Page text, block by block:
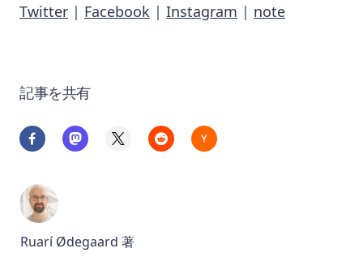
Twitter | Facebook | Instagram | note
記事を共有
Ruarí Ødegaard 著